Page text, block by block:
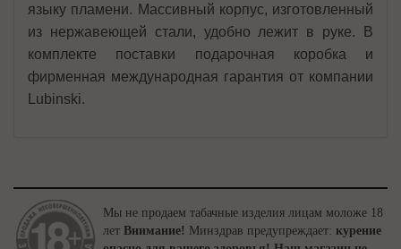
языку пламени. Массивный корпус, изготовленный
из нержавеющей стали, удобно лежит в руке. В
комплекте поставки подарочная коробка и
фирменная международная гарантия от компании
Lubinski.
Мы не продаем табачные изделия лицам моложе 18
лет Внимание! Минздрав предупреждает: курение